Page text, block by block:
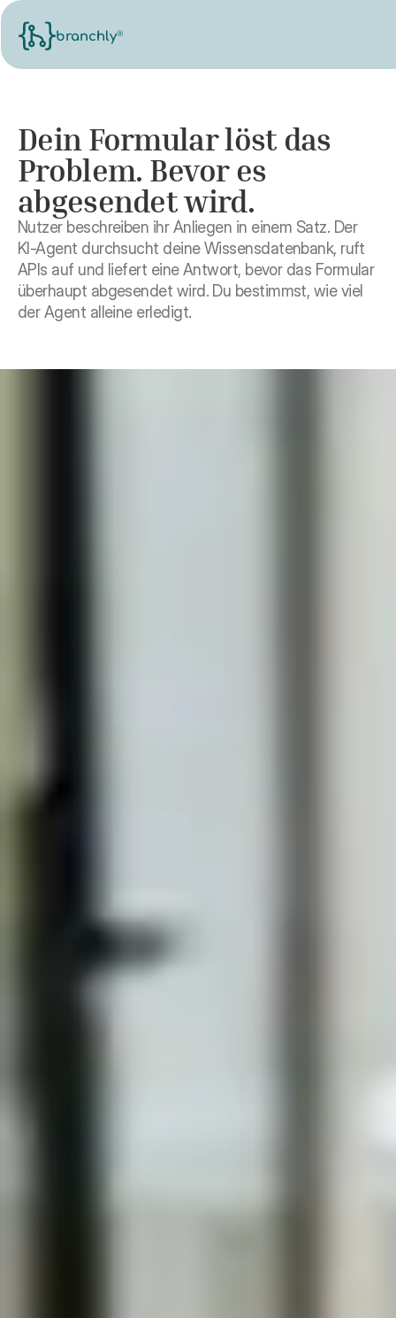
branchly®
Dein Formular löst das
Problem. Bevor es
abgesendet wird.
Nutzer beschreiben ihr Anliegen in einem Satz. Der
KI-Agent durchsucht deine Wissensdatenbank, ruft
APIs auf und liefert eine Antwort, bevor das Formular
überhaupt abgesendet wird. Du bestimmst, wie viel
der Agent alleine erledigt.
Formular ausprobieren